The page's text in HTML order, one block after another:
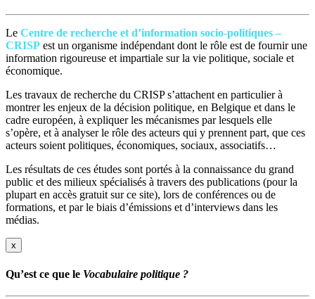
Le Centre de recherche et d’information socio-politiques –
CRISP est un organisme indépendant dont le rôle est de fournir une
information rigoureuse et impartiale sur la vie politique, sociale et
économique.
Les travaux de recherche du CRISP s’attachent en particulier à
montrer les enjeux de la décision politique, en Belgique et dans le
cadre européen, à expliquer les mécanismes par lesquels elle
s’opère, et à analyser le rôle des acteurs qui y prennent part, que ces
acteurs soient politiques, économiques, sociaux, associatifs…
Les résultats de ces études sont portés à la connaissance du grand
public et des milieux spécialisés à travers des publications (pour la
plupart en accès gratuit sur ce site), lors de conférences ou de
formations, et par le biais d’émissions et d’interviews dans les
médias.
x
Qu’est ce que le Vocabulaire politique ?